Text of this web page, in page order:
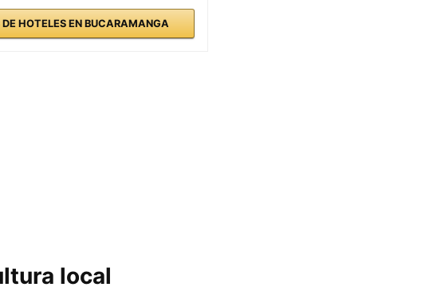
HOTELES EN BUCARAMANGA
local